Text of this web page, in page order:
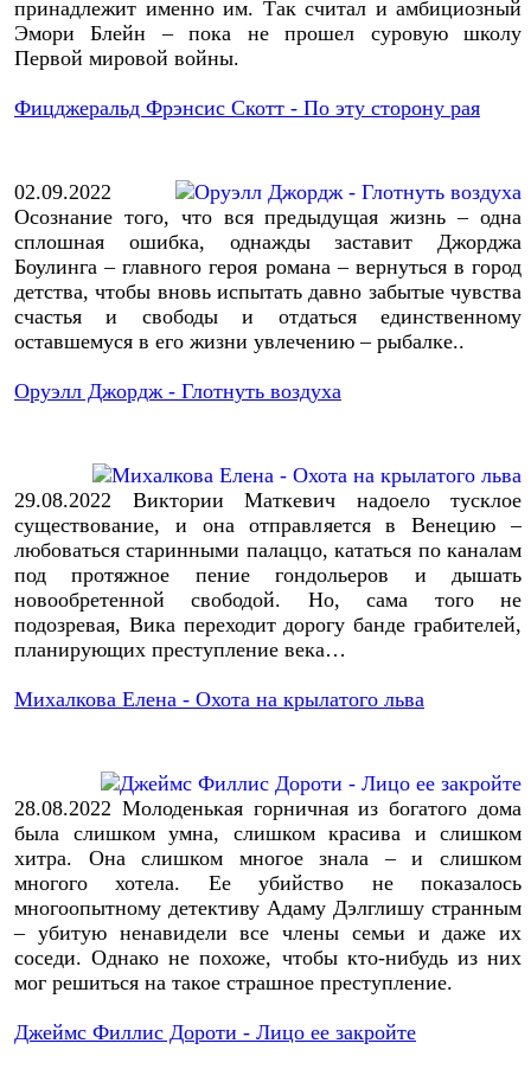
принадлежит именно им. Так считал и амбициозный
Эмори Блейн – пока не прошел суровую школу
Первой мировой войны.
Фицджеральд Фрэнсис Скотт - По эту сторону рая
02.09.2022
Осознание того, что вся предыдущая жизнь – одна
сплошная ошибка, однажды заставит Джорджа
Боулинга – главного героя романа – вернуться в город
детства, чтобы вновь испытать давно забытые чувства
счастья и свободы и отдаться единственному
оставшемуся в его жизни увлечению – рыбалке..
Оруэлл Джордж - Глотнуть воздуха
29.08.2022
Виктории Маткевич надоело тусклое
существование, и она отправляется в Венецию –
любоваться старинными палаццо, кататься по каналам
под протяжное пение гондольеров и дышать
новообретенной свободой. Но, сама того не
подозревая, Вика переходит дорогу банде грабителей,
планирующих преступление века…
Михалкова Елена - Охота на крылатого льва
28.08.2022 Молоденькая горничная из богатого дома
была слишком умна, слишком красива и слишком
хитра. Она слишком многое знала – и слишком
многого хотела. Ее убийство не показалось
многоопытному детективу Адаму Дэлглишу странным
– убитую ненавидели все члены семьи и даже их
соседи.Однако не похоже, чтобы кто-нибудь из них
мог решиться на такое страшное преступление.
Джеймс Филлис Дороти - Лицо ее закройте